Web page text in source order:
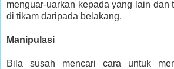
menguar-uarkan kepada yang lain dan
di tikam daripada belakang.
Manipulasi
Bila susah mencari cara untuk